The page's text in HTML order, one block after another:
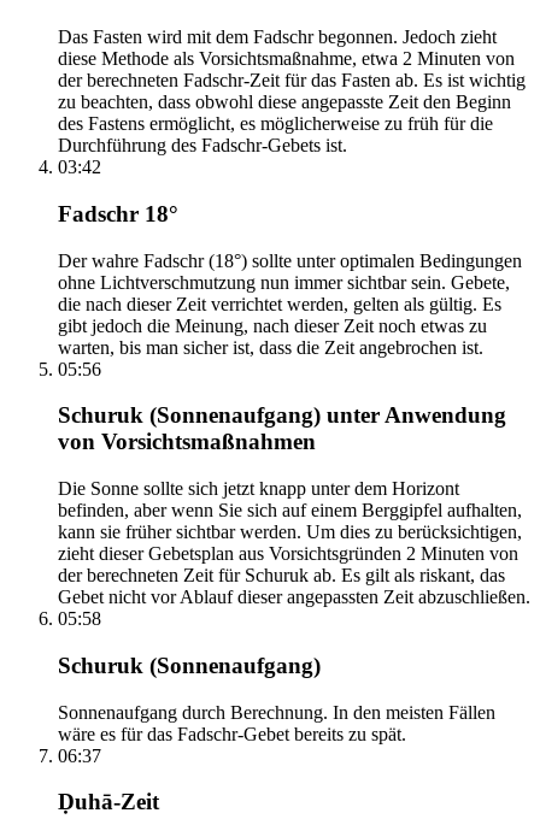
Das Fasten wird mit dem Fadschr begonnen. Jedoch zieht
diese Methode als Vorsichtsmaßnahme, etwa 2 Minuten von
der berechneten Fadschr-Zeit für das Fasten ab. Es ist wichtig
zu beachten, dass obwohl diese angepasste Zeit den Beginn
des Fastens ermöglicht, es möglicherweise zu früh für die
Durchführung des Fadschr-Gebets ist.
03:42
Fadschr 18°
Der wahre Fadschr (18°) sollte unter optimalen Bedingungen
ohne Lichtverschmutzung nun immer sichtbar sein. Gebete,
die nach dieser Zeit verrichtet werden, gelten als gültig. Es
gibt jedoch die Meinung, nach dieser Zeit noch etwas zu
warten, bis man sicher ist, dass die Zeit angebrochen ist.
05:56
Schuruk (Sonnenaufgang) unter Anwendung
von Vorsichtsmaßnahmen
Die Sonne sollte sich jetzt knapp unter dem Horizont
befinden, aber wenn Sie sich auf einem Berggipfel aufhalten,
kann sie früher sichtbar werden. Um dies zu berücksichtigen,
zieht dieser Gebetsplan aus Vorsichtsgründen 2 Minuten von
der berechneten Zeit für Schuruk ab. Es gilt als riskant, das
Gebet nicht vor Ablauf dieser angepassten Zeit abzuschließen.
05:58
Schuruk (Sonnenaufgang)
Sonnenaufgang durch Berechnung. In den meisten Fällen
wäre es für das Fadschr-Gebet bereits zu spät.
06:37
Ḍuhā-Zeit